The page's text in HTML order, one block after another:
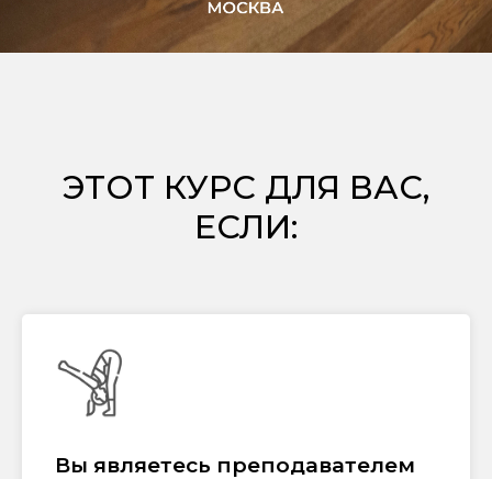
ЭТОТ КУРС ДЛЯ ВАС,
ЕСЛИ:
Вы являетесь преподавателем